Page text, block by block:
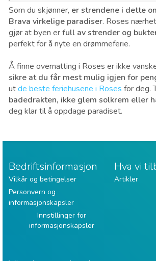
Som du skjønner, er strendene i dette
Brava virkelige paradiser. Roses
gjør at byen erfull av strender og
perfekt for å nyte en drømmeferie.
Å finne overnatting i Roses er ikke
sikre at du får mest mulig igjen for
utde beste feriehusene i Roses for deg.
badedrakten, ikke glem solkrem eller
deg klar til å oppdage paradiset.
Bedriftsinformasjon
Vilkår og betingelser
Personvern og
informasjonskapsler
Innstillinger for
informasjonskapsler
Hva vi
Artikler